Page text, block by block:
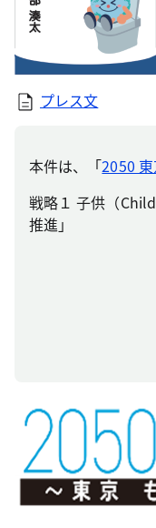
プレス文
本件は、「2050
戦略１ 子供（
推進」